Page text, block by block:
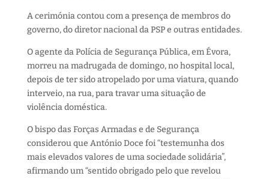
A cerimónia contou com a presença de membros do
governo, do diretor nacional da PSP e outras entidades.
O agente da Polícia de Segurança Pública, em Évora,
morreu na madrugada de domingo, no hospital local,
depois de ter sido atropelado por uma viatura, quando
interveio, na rua, para travar uma situação de
violência doméstica.
O bispo das Forças Armadas e de Segurança
considerou que António Doce foi “testemunha dos
mais elevados valores de uma sociedade solidária”,
afirmando um “sentido obrigado pelo que revelou